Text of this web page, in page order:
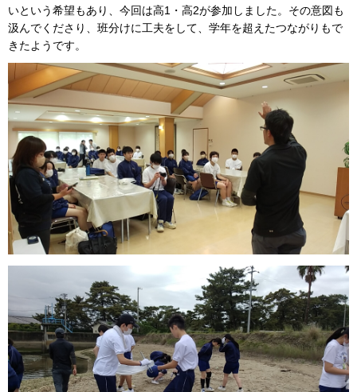
いという希望もあり、今回は高1・高2が参加しました。その意図も
汲んでくださり、班分けに工夫をして、学年を超えたつながりもで
きたようです。